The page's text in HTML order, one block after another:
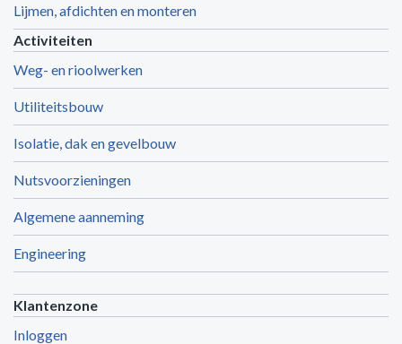
Lijmen, afdichten en monteren
Activiteiten
Weg- en rioolwerken
Utiliteitsbouw
Isolatie, dak en gevelbouw
Nutsvoorzieningen
Algemene aanneming
Engineering
Klantenzone
Inloggen